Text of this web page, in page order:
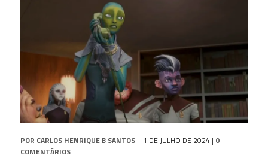
POR CARLOS HENRIQUE B SANTOS 1 DE JULHO DE 2024 | 0
COMENTÁRIOS